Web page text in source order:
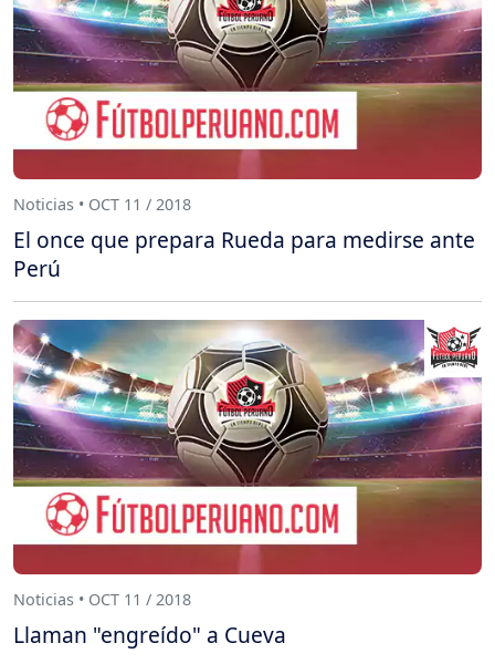
Noticias • OCT 11 / 2018
El once que prepara Rueda para medirse ante
Perú
Noticias • OCT 11 / 2018
Llaman "engreído" a Cueva